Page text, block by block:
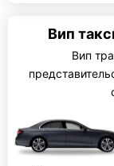
Вип
Вип